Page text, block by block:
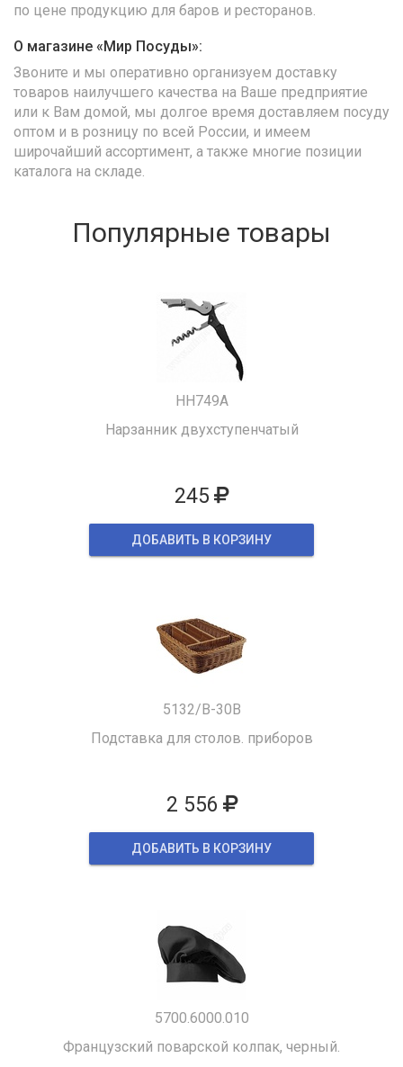
по цене продукцию для баров и ресторанов.
О магазине «Мир Посуды»:
Звоните и мы оперативно организуем доставку
товаров наилучшего качества на Ваше предприятие
или к Вам домой, мы долгое время доставляем посуду
оптом и в розницу по всей России, и имеем
широчайший ассортимент, а также многие позиции
каталога на складе.
Популярные товары
HH749A
Нарзанник двухступенчатый
245
ДОБАВИТЬ В КОРЗИНУ
5132/B-30B
Подставка для столов. приборов
2 556
ДОБАВИТЬ В КОРЗИНУ
5700.6000.010
Французский поварской колпак, черный.